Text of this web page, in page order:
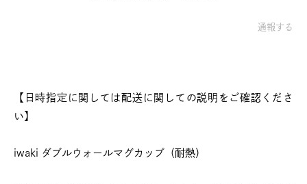
通報する
【日時指定に関しては配送に関しての説明をご確認くださ
い】
iwaki ダブルウォールマグカップ（耐熱）